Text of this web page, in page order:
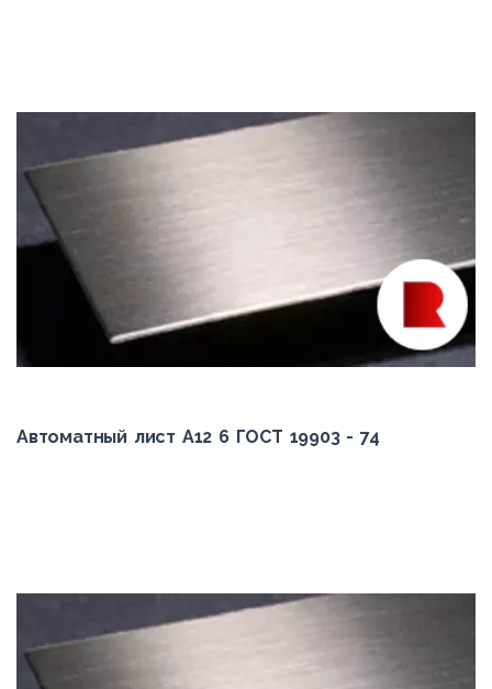
Автоматный лист А12 6 ГОСТ 19903 - 74